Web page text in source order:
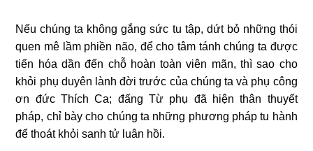
Nếu chúng ta không gắng sức tu tập, dứt bỏ những thói
quen mê lầm phiền não, để cho tâm tánh chúng ta được
tiến hóa dần đến chỗ hoàn toàn viên mãn, thì sao cho
khỏi phụ duyên lành đời trước của chúng ta và phụ công
ơn đức Thích Ca; đấng Từ phụ đã hiện thân thuyết
pháp, chỉ bày cho chúng ta những phương pháp tu hành
để thoát khỏi sanh tử luân hồi.